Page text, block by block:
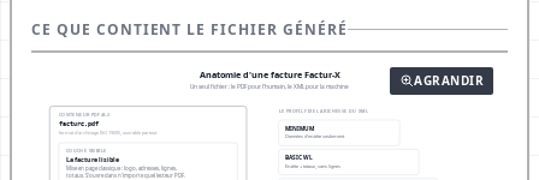
CE QUE CONTIENT LE FICHIER GÉNÉRÉ
AGRANDIR